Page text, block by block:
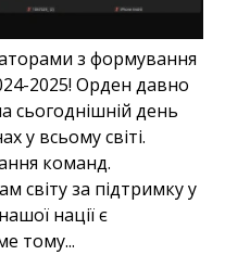
з формування
2025! Орден давно
сьогоднішній день
у всьому світі.
команд.
світу за підтримку у
нації є
тому...